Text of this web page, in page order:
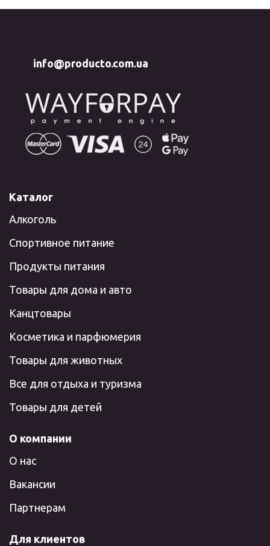
info@producto.com.ua
Каталог
Алкоголь
Спортивное питание
Продукты питания
Товары для дома и авто
Канцтовары
Косметика и парфюмерия
Товары для животных
Все для отдыха и туризма
Товары для детей
О компании
О нас
Вакансии
Партнерам
Для клиентов